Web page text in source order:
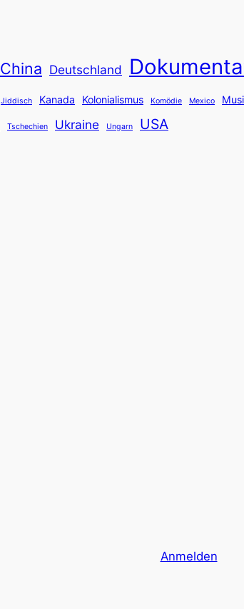
China Deutschland
Jiddisch Kanada Kolonialismus Komödie Mexico
Tschechien Ukraine Ungarn USA
Anmelden